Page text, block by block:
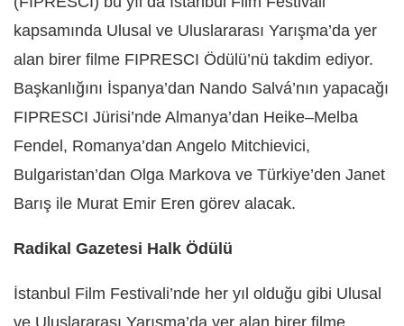
kapsamında Ulusal ve Uluslararası Yarışma’da yer
alan birer filme FIPRESCI Ödülü’nü takdim ediyor.
Başkanlığını İspanya’dan Nando Salvá’nın yapacağı
FIPRESCI Jürisi’nde Almanya’dan Heike–Melba
Fendel, Romanya’dan Angelo Mitchievici,
Bulgaristan’dan Olga Markova ve Türkiye’den Janet
Barış ile Murat Emir Eren görev alacak.
Radikal Gazetesi Halk Ödülü
İstanbul Film Festivali’nde her yıl olduğu gibi Ulusal
ve Uluslararası Yarışma’da yer alan birer filme,